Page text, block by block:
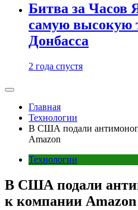
Битва за Часов
самую высокую
Донбасса
2 года спустя
Главная
Технологии
В США подали
Amazon
Технологии
В США подали
к компании Amazon